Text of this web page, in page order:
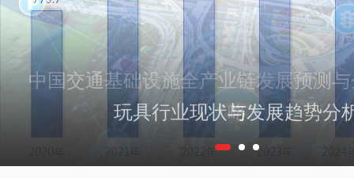
玩具行业现状与发展趋势分